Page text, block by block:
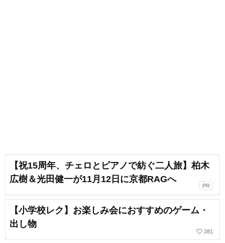
【祝15周年、チェロとピアノで紡ぐ二人旅】柏木
広樹＆光田健一が11月12日に京都RAGへ
PR
【小学校レク】お楽しみ会におすすめのゲーム・
出し物
favorite_border 281